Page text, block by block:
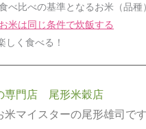
べ比べの基準となるお米（品種
米は同じ条件で炊飯する
しく食べる！
専門店 尾形米穀店
米マイスターの尾形雄司です